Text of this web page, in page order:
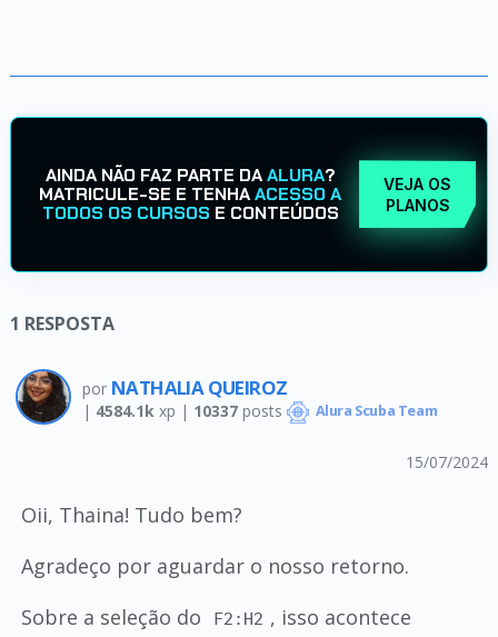
AINDA NÃO FAZ PARTE DAALURA?
MATRICULE-SE E TENHAACESSO A
TODOS OS CURSOS E CONTEÚDOS
VEJA OS
PLANOS
1 RESPOSTA
por NATHALIA QUEIROZ
| 4584.1k xp | 10337posts Alura Scuba Team
15/07/2024
Oii, Thaina! Tudo bem?
Agradeço por aguardar o nosso retorno.
Sobre a seleção do
F2:H2 , isso acontece